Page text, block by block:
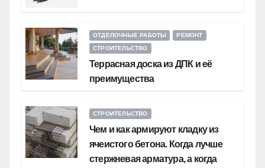
ОТДЕЛОЧНЫЕ РАБОТЫ
РЕМОНТ
СТРОИТЕЛЬСТВО
Террасная доска из ДПК и её
преимущества
СТРОИТЕЛЬСТВО
Чем и как армируют кладку из
ячеистого бетона. Когда лучше
стержневая арматура, а когда